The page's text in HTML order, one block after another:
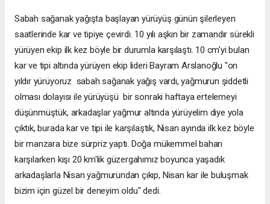
Sabah sağanak yağışta başlayan yürüyüş günün şilerleyen
saatlerinde kar ve tipiye çevirdi. 10 yılı aşkın bir zamandır sürekli
yürüyen ekip ilk kez böyle bir durumla karşılaştı. 10 cm'yi bulan
kar ve tipi altında yürüyen ekip lideri Bayram Arslanoğlu "on
yıldır yürüyoruz sabah sağanak yağış vardı, yağmurun şiddetli
olması dolayısı ile yürüyüşü bir sonraki haftaya ertelemeyi
düşünmüştük, arkadaşlar yağmur altında yürüyelim diye yola
çıktık, burada kar ve tipi ile karşılaştık, Nisan ayında ilk kez böyle
bir manzara bize sürpriz yaptı. Doğa mükemmel baharı
karşılarken kışı 20 km'lik güzergahımız boyunca yaşadık
arkadaşlarla Nisan yağmurundan çıkıp, Nisan kar ile buluşmak
bizim için güzel bir deneyim oldu" dedi.